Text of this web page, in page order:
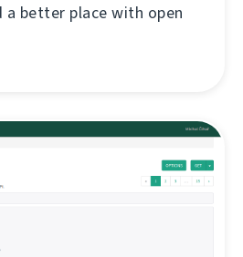
a better place with open